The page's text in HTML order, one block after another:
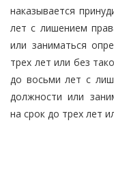
наказывается
лет с лишением
или заниматься
трех лет или без
до восьми лет с
должности или
на срок до трех лет